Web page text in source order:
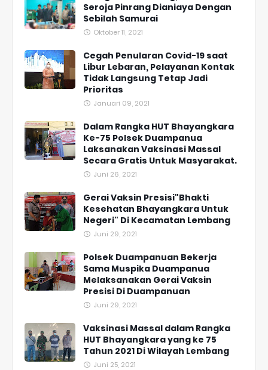
Seroja Pinrang Dianiaya Dengan
Sebilah Samurai
Oktober 11, 2021
Cegah Penularan Covid-19 saat
Libur Lebaran, Pelayanan Kontak
Tidak Langsung Tetap Jadi
Prioritas
Januari 09, 2021
Dalam Rangka HUT Bhayangkara
Ke-75 Polsek Duampanua
Laksanakan Vaksinasi Massal
Secara Gratis Untuk Masyarakat.
Juni 26, 2021
Gerai Vaksin Presisi"Bhakti
Kesehatan Bhayangkara Untuk
Negeri" Di Kecamatan Lembang
Juni 29, 2021
Polsek Duampanuan Bekerja
Sama Muspika Duampanua
Melaksanakan Gerai Vaksin
Presisi Di Duampanuan
Juni 29, 2021
Vaksinasi Massal dalam Rangka
HUT Bhayangkara yang ke 75
Tahun 2021 Di Wilayah Lembang
Juni 25, 2021